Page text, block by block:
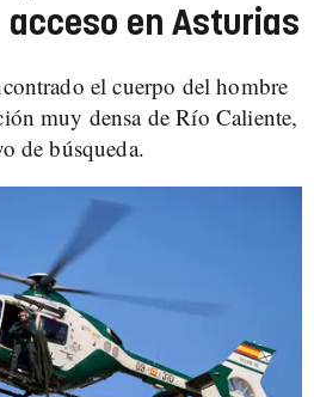
en Asturias
el cuerpo del hombre
muy densa de Río Caliente,
de búsqueda.